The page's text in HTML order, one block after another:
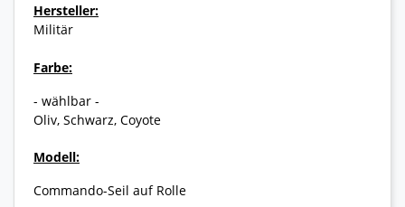
Hersteller:
Militär
Farbe:
- wählbar -
Oliv, Schwarz, Coyote
Modell:
Commando-Seil auf Rolle